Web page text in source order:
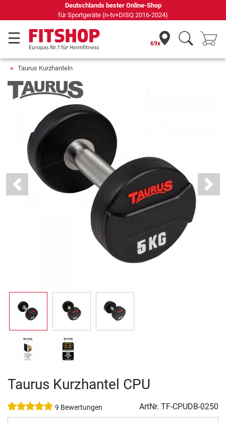
Seit 42 Jahren Ihr Experte für Heimfitness
69x
Taurus Kurzhanteln
Previous Next
Taurus Kurzhantel CPU
9 Bewertungen ArtNr. TF-CPUDB-0250